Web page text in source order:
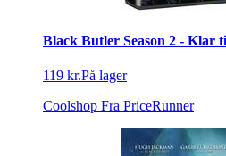
Black Butler Season 2 - Klar
119 kr.På lager
Coolshop Fra PriceRunner